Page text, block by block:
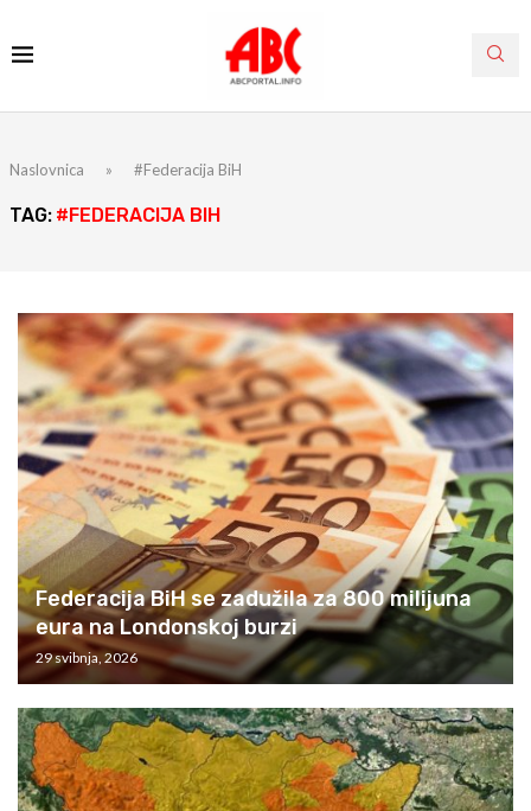
Naslovnica » #Federacija BiH
TAG: #FEDERACIJA BIH
Federacija BiH se zadužila za 800 milijuna
eura na Londonskoj burzi
29 svibnja, 2026